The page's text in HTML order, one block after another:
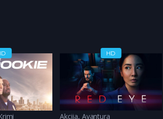
HD
Akcija, Avantura